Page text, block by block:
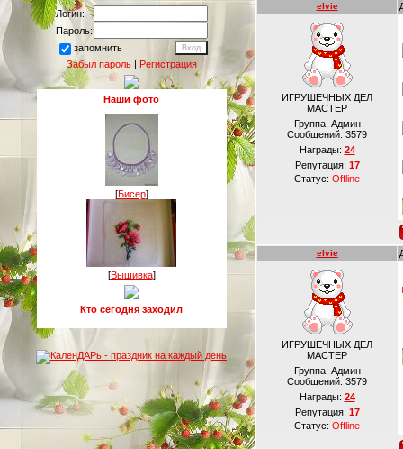
Логин:
Пароль:
запомнить
Забыл пароль| Регистрация
Наши фото
[Бисер]
[Вышивка]
Кто сегодня заходил
elvie
ИГРУШЕЧНЫХ ДЕЛ
МАСТЕР
Группа: Админ
Сообщений: 3579
Награды: 24
Репутация: 17
Статус: Offline
elvie
ИГРУШЕЧНЫХ ДЕЛ
МАСТЕР
Группа: Админ
Сообщений: 3579
Награды: 24
Репутация: 17
Статус: Offline